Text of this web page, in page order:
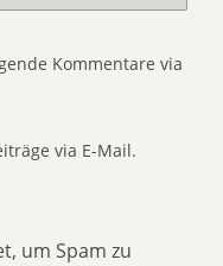
Kommentare via
via E-Mail.
um Spam zu